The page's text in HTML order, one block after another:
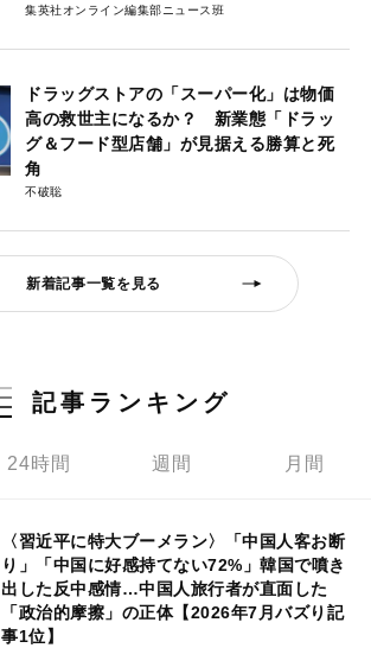
集英社オンライン編集部ニュース班
ドラッグストアの「スーパー化」は物価
高の救世主になるか？ 新業態「ドラッ
グ＆フード型店舗」が見据える勝算と死
角
不破聡
新着記事一覧を見る
記事ランキング
24時間 週間 月間
〈習近平に特大ブーメラン〉「中国人客お断
り」「中国に好感持てない72%」韓国で噴き
出した反中感情…中国人旅行者が直面した
「政治的摩擦」の正体【2026年7月バズり記
事1位】